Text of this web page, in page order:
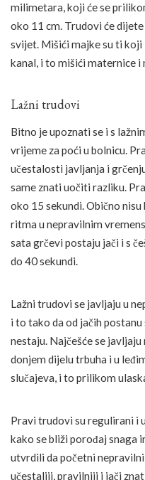
milimetara, koji će se
oko 11 cm. Trudovi će
svijet. Mišići majke su ti
kanal, i to mišići maternice
Lažni trudovi
Bitno je upoznati se i s
vrijeme za poći u bolnicu.
učestalosti javljanja i
same znati uočiti razliku.
oko 15 sekundi. Obično
ritma u nepravilnim
sata grčevi postaju jači i s
do 40 sekundi.
Lažni trudovi se javljaju u
i to tako da od jačih
nestaju. Najčešće se
donjem dijelu trbuha i u
slučajeva, i to prilikom
Pravi trudovi su regulirani i
kako se bliži porođaj snaga
utvrdili da početni
učestaliji, pravilniji i jači